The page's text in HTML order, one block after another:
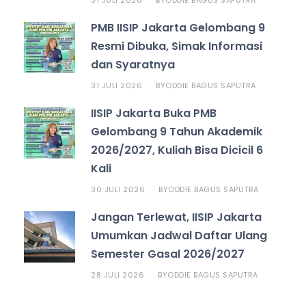
PMB IISIP Jakarta Gelombang 9
Resmi Dibuka, Simak Informasi
dan Syaratnya
31 JULI 2026 BYODDIE BAGUS SAPUTRA
IISIP Jakarta Buka PMB
Gelombang 9 Tahun Akademik
2026/2027, Kuliah Bisa Dicicil 6
Kali
30 JULI 2026 BYODDIE BAGUS SAPUTRA
Jangan Terlewat, IISIP Jakarta
Umumkan Jadwal Daftar Ulang
Semester Gasal 2026/2027
28 JULI 2026 BYODDIE BAGUS SAPUTRA